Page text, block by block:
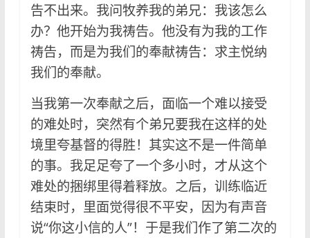
告不出来。我问牧养我的弟兄：我该怎么
办？他开始为我祷告。他没有为我的工作
祷告，而是为我们的奉献祷告：求主悦纳
我们的奉献。
当我第一次奉献之后，面临一个难以接受
的难处时，突然有个弟兄要我在这样的处
境里夸基督的得胜！其实这不是一件简单
的事。我足足夸了一个多小时，才从这个
难处的捆绑里得着释放。之后，训练临近
结束时，里面觉得很不平安，因为有声音
说“你这小信的人”！于是我们作了第二次的